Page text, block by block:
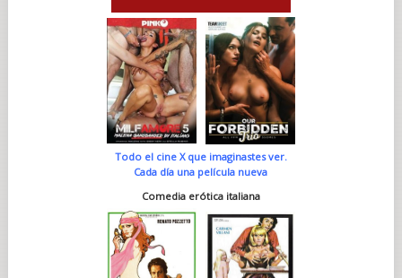
Todo el cine X que imaginastes ver.
Cada día una película nueva
Comedia erótica italiana